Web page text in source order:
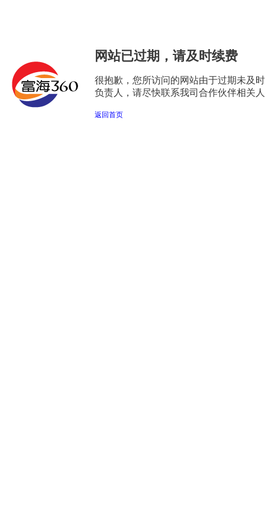
网站已过期，请及时续费
很抱歉，您所访问的网站由于过期未及
负责人，请尽快联系我司合作伙伴相关
返回首页